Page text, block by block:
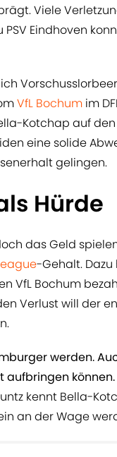
Viele
Eindhoven
VfL Bochum im
Kotchap auf
eine solide
gelingen.
Hürde
das Geld
-Gehalt.
VfL Bochum
Verlust will der
werden.
aufbringen können.
kennt Bella-
an der Wage